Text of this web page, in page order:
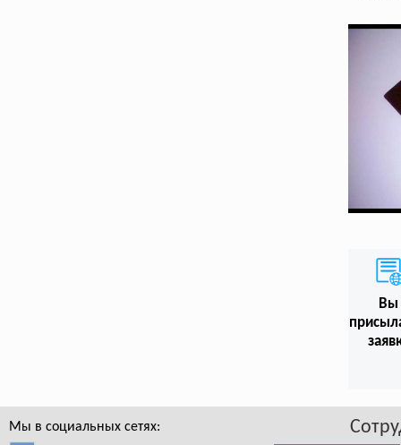
Вы
Мы в социальных сетях: